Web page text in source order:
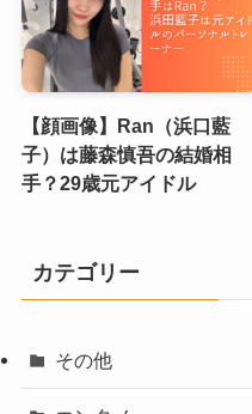
【顔画像】Ran（浜口藍
子）は藤森慎吾の結婚相
手？29歳元アイドル
カテゴリー
その他